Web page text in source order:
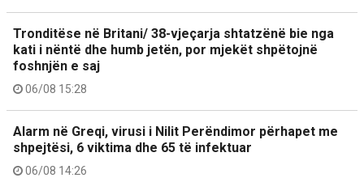
Tronditëse në Britani/ 38-vjeçarja shtatzënë bie nga
kati i nëntë dhe humb jetën, por mjekët shpëtojnë
foshnjën e saj
06/08 15:28
Alarm në Greqi, virusi i Nilit Perëndimor përhapet me
shpejtësi, 6 viktima dhe 65 të infektuar
06/08 14:26